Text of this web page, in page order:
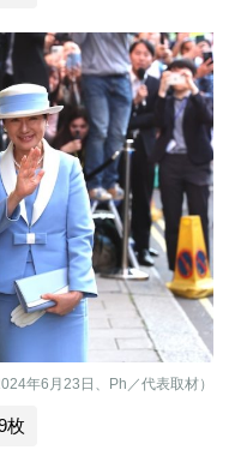
年6月23日、Ph／代表取材）
枚